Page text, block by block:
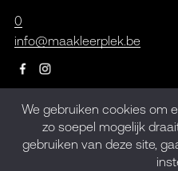
0
info@maakleerplek.be
Inschrijven op de
nieuwsbrief
We gebruiken cookies om
zo soepel mogelijk
gebruiken van deze site,